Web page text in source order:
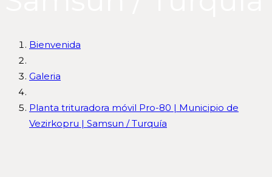
Bienvenida
Galeria
Planta trituradora móvil Pro-80 | Municipio de
Vezirkopru | Samsun / Turquía